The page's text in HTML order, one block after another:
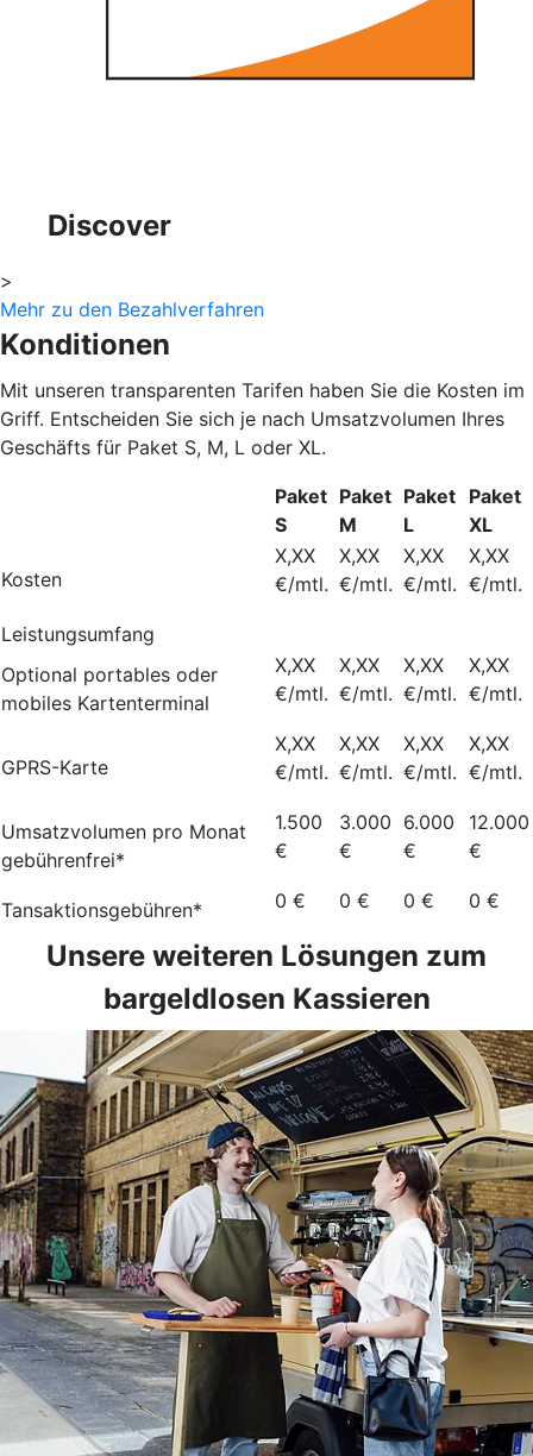
Discover
>
Mehr zu den Bezahlverfahren
Konditionen
Mit unseren transparenten Tarifen haben Sie die Kosten im
Griff. Entscheiden Sie sich je nach Umsatzvolumen Ihres
Geschäfts für Paket S, M, L oder XL.
Paket
S
Paket
M
Paket
L
Paket
XL
Kosten
X,XX
€/mtl.
X,XX
€/mtl.
X,XX
€/mtl.
X,XX
€/mtl.
Leistungsumfang
Optional portables oder
mobiles Kartenterminal
X,XX
€/mtl.
X,XX
€/mtl.
X,XX
€/mtl.
X,XX
€/mtl.
GPRS-Karte
X,XX
€/mtl.
X,XX
€/mtl.
X,XX
€/mtl.
X,XX
€/mtl.
Umsatzvolumen pro Monat
gebührenfrei*
1.500
€
3.000
€
6.000
€
12.000
€
Tansaktionsgebühren* 0 € 0 € 0 € 0 €
Unsere weiteren Lösungen zum
bargeldlosen Kassieren